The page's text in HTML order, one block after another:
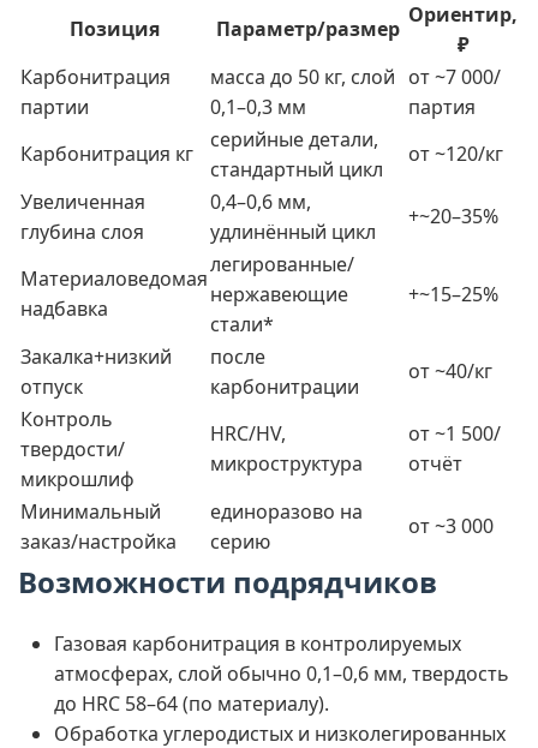
Позиция
Параметр/размер
Ориентир,
₽
Карбонитрация
партии
масса до 50 кг, слой
0,1–0,3 мм
от ~7 000/
партия
Карбонитрация кг
серийные детали,
стандартный цикл
от ~120/кг
Увеличенная
глубина слоя
0,4–0,6 мм,
удлинённый цикл
+~20–35%
Материаловедомая
надбавка
легированные/
нержавеющие
стали*
+~15–25%
Закалка+низкий
отпуск
после
карбонитрации
от ~40/кг
Контроль
твердости/
микрошлиф
HRC/HV,
микроструктура
от ~1 500/
отчёт
Минимальный
заказ/настройка
единоразово на
серию
от ~3 000
Возможности подрядчиков
Газовая карбонитрация в контролируемых
атмосферах, слой обычно 0,1–0,6 мм, твердость
до HRC 58–64 (по материалу).
Обработка углеродистых и низколегированных